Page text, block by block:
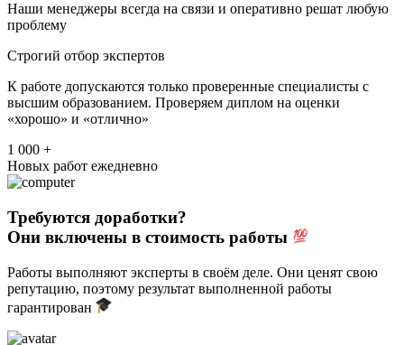
Наши менеджеры всегда на связи и оперативно решат любую
проблему
Строгий отбор экспертов
К работе допускаются только проверенные специалисты с
высшим образованием. Проверяем диплом на оценки
«хорошо» и «отлично»
1 000 +
Новых работ ежедневно
Требуются доработки?
Они включены в стоимость работы
Работы выполняют эксперты в своём деле. Они ценят свою
репутацию, поэтому результат выполненной работы
гарантирован